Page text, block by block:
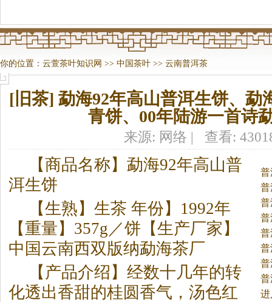
你的位置： 云萱茶叶知识网 >> 中国茶叶 >> 云南普洱茶
[旧茶] 勐海92年高山普洱生饼、勐
青饼、00年陆游一首诗
来源: 网络 | 查看:
蜜
【商品名称】勐海92年高山普
洱生饼
【生熟】生茶 年份】1992年
【重量】357g／饼【生产厂家】
中国云南西双版纳勐海茶厂
【产品介绍】经数十几年的转
化透出香甜的桂圆香气，汤色红